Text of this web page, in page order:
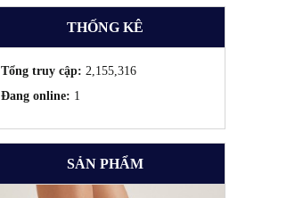
THỐNG KÊ
Tổng truy cập: 2,155,316
Đang online: 1
SẢN PHẨM